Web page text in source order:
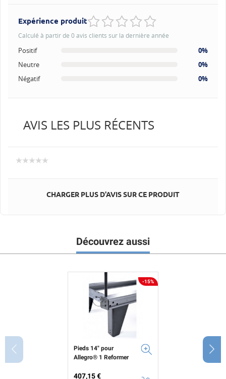
Expérience produit
Calculé à partir de 0 avis clients sur la dernière année
Positif
0%
Neutre
0%
Négatif
0%
AVIS LES PLUS RÉCENTS
CHARGER PLUS D'AVIS SUR CE PRODUIT
Découvrez aussi
-15%
Pieds 14" pour
Allegro® 1 Reformer
Prix
407,15 € Prix de base